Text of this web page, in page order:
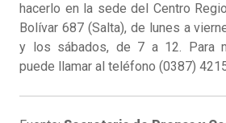
hacerlo en la sede del Centro
Bolívar 687 (Salta), de lunes a
y los sábados, de 7 a 12. Para
puede llamar al teléfono (0387)